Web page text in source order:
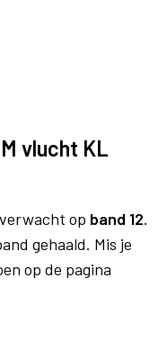
vlucht KL
op band 12.
gehaald. Mis je
op de pagina